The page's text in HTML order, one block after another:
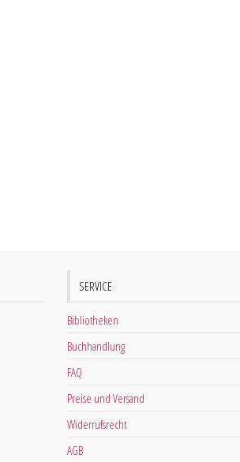
SERVICE
Bibliotheken
Buchhandlung
FAQ
Preise und Versand
Widerrufsrecht
AGB